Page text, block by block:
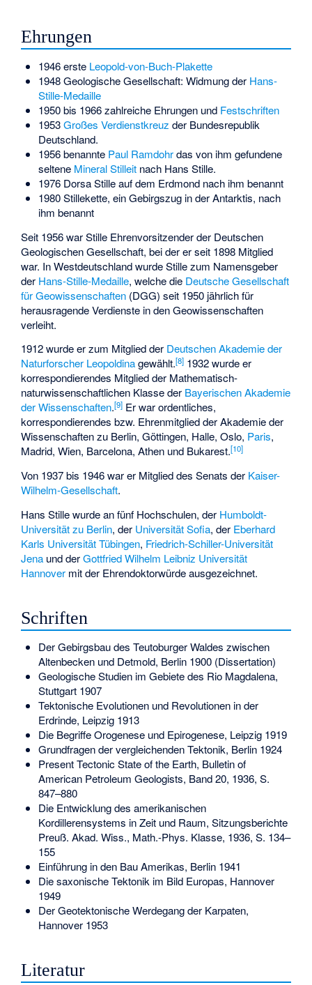
Ehrungen
1946 erste Leopold-von-Buch-Plakette
1948 Geologische Gesellschaft: Widmung der Hans-
Stille-Medaille
1950 bis 1966 zahlreiche Ehrungen und Festschriften
1953Großes Verdienstkreuz der Bundesrepublik
Deutschland.
1956 benannte Paul Ramdohrdas von ihm gefundene
seltene Mineral Stilleitnach Hans Stille.
1976 Dorsa Stilleauf dem Erdmond nach ihm benannt
1980Stillekette, ein Gebirgszug in der Antarktis, nach
ihm benannt
Seit 1956 war Stille Ehrenvorsitzender der Deutschen
Geologischen Gesellschaft, bei der er seit 1898 Mitglied
war. In Westdeutschland wurde Stille zum Namensgeber
der Hans-Stille-Medaille, welche die Deutsche Gesellschaft
für Geowissenschaften (DGG) seit 1950 jährlich für
herausragende Verdienste in den Geowissenschaften
verleiht.
1912 wurde er zum Mitglied der Deutschen Akademie der
Naturforscher Leopoldinagewählt.[8] 1932 wurde er
korrespondierendes Mitglied der Mathematisch-
naturwissenschaftlichen Klasse der Bayerischen Akademie
der Wissenschaften.[9] Er war ordentliches,
korrespondierendes bzw. Ehrenmitglied der Akademie der
Wissenschaften zu Berlin, Göttingen, Halle, Oslo, Paris,
Madrid, Wien, Barcelona, Athen und Bukarest.[10]
Von 1937 bis 1946 war er Mitglied des Senats der Kaiser-
Wilhelm-Gesellschaft.
Hans Stille wurde an fünf Hochschulen, der Humboldt-
Universität zu Berlin, der Universität Sofia, der Eberhard
Karls Universität Tübingen, Friedrich-Schiller-Universität
Jena und derGottfried Wilhelm Leibniz Universität
Hannover mit der Ehrendoktorwürde ausgezeichnet.
Schriften
Der Gebirgsbau des Teutoburger Waldes zwischen
Altenbecken und Detmold, Berlin 1900 (Dissertation)
Geologische Studien im Gebiete des Rio Magdalena,
Stuttgart 1907
Tektonische Evolutionen und Revolutionen in der
Erdrinde, Leipzig 1913
Die Begriffe Orogenese und Epirogenese, Leipzig 1919
Grundfragen der vergleichenden Tektonik, Berlin 1924
Present Tectonic State of the Earth, Bulletin of
American Petroleum Geologists, Band 20, 1936, S.
847–880
Die Entwicklung des amerikanischen
Kordillerensystems in Zeit und Raum, Sitzungsberichte
Preuß. Akad. Wiss., Math.-Phys. Klasse, 1936, S. 134–
155
Einführung in den Bau Amerikas, Berlin 1941
Die saxonische Tektonik im Bild Europas, Hannover
1949
Der Geotektonische Werdegang der Karpaten,
Hannover 1953
Literatur